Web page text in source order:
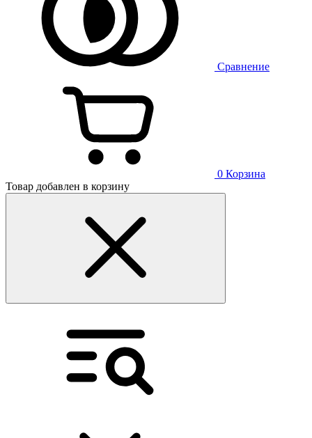
Сравнение
0 Корзина
Товар добавлен в корзину